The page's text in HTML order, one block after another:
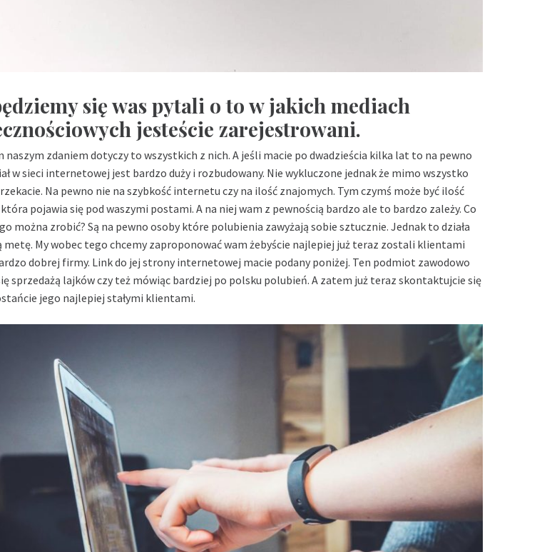
się was pytali o to w jakich mediach
jesteście zarejestrowani.
naszym zdaniem dotyczy to wszystkich z nich. A jeśli macie po dwadzieścia kilka lat to na pewno
w sieci internetowej jest bardzo duży i rozbudowany. Nie wykluczone jednak że mimo wszystko
Na pewno nie na szybkość internetu czy na ilość znajomych. Tym czymś może być ilość
pojawia się pod waszymi postami. A na niej wam z pewnością bardzo ale to bardzo zależy. Co
można zrobić? Są na pewno osoby które polubienia zawyżają sobie sztucznie. Jednak to działa
metę. My wobec tego chcemy zaproponować wam żebyście najlepiej już teraz zostali klientami
dobrej firmy. Link do jej strony internetowej macie podany poniżej. Ten podmiot zawodowo
sprzedażą lajków czy też mówiąc bardziej po polsku polubień. A zatem już teraz skontaktujcie się
jego najlepiej stałymi klientami.